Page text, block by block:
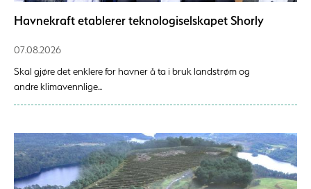
Havnekraft etablerer teknologiselskapet Shorly
07.08.2026
Skal gjøre det enklere for havner å ta i bruk landstrøm og
andre klimavennlige...